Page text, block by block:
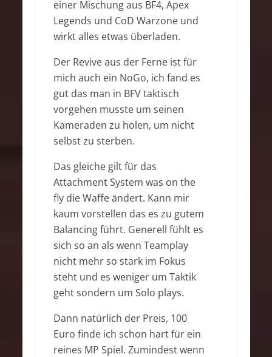
einer Mischung aus BF4, Apex
Legends und CoD Warzone und
wirkt alles etwas überladen.
Der Revive aus der Ferne ist für
mich auch ein NoGo, ich fand es
gut das man in BFV taktisch
vorgehen musste um seinen
Kameraden zu holen, um nicht
selbst zu sterben.
Das gleiche gilt für das
Attachment System was on the
fly die Waffe ändert. Kann mir
kaum vorstellen das es zu gutem
Balancing führt. Generell fühlt es
sich so an als wenn Teamplay
nicht mehr so stark im Fokus
steht und es weniger um Taktik
geht sondern um Solo plays.
Dann natürlich der Preis, 100
Euro finde ich schon hart für ein
reines MP Spiel. Zumindest wenn